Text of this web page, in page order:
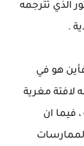
الذي تترجمه
.
هو في
لافتة مغرية
فيما ان